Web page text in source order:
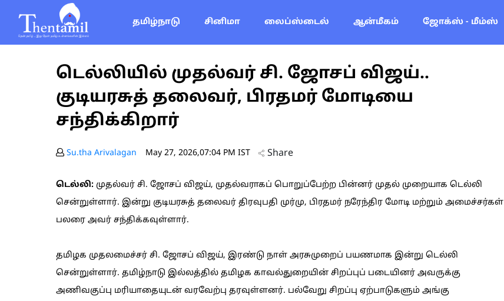
தமிழ்நாடு சினிமா லைப்ஸ்டைல் ஆன்மீகம் ஜோக்ஸ் - மீம்ஸ்
டெல்லியில் முதல்வர் சி. ஜோசப் விஜய்..
குடியரசுத் தலைவர், பிரதமர் மோடியை
சந்திக்கிறார்
Su.tha Arivalagan May 27, 2026,07:04 PM IST Share
டெல்லி: முதல்வர் சி. ஜோசப் விஜய், முதல்வராகப் பொறுப்பேற்ற பின்னர் முதல் முறையாக டெல்லி
சென்றுள்ளார். இன்று குடியரசுத் தலைவர் திரவுபதி முர்மு, பிரதமர் நரேந்திர மோடி மற்றும் அமைச்சர்கள்
பலரை அவர் சந்திக்கவுள்ளார்.
தமிழக முதலமைச்சர் சி. ஜோசப் விஜய், இரண்டு நாள் அரசுமுறைப் பயணமாக இன்று டெல்லி
சென்றுள்ளார். தமிழ்நாடு இல்லத்தில் தமிழக காவல்துறையின் சிறப்புப் படையினர் அவருக்கு
அணிவகுப்பு மரியாதையுடன் வரவேற்பு தரவுள்ளனர். பல்வேறு சிறப்பு ஏற்பாடுகளும் அங்கு